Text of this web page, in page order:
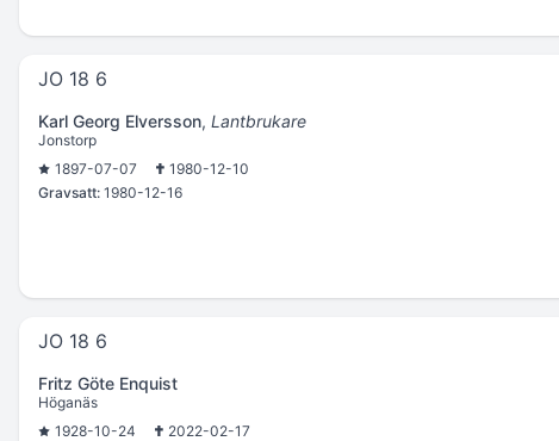
JO 18 6
Karl Georg Elversson, Lantbrukare
Jonstorp
1897-07-07
1980-12-10
Gravsatt: 1980-12-16
JO 18 6
Fritz Göte Enquist
Höganäs
1928-10-24
2022-02-17